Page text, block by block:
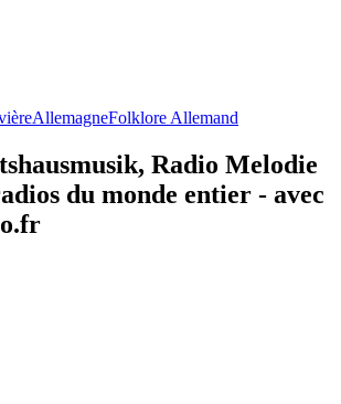
AllemagneFolklore Allemand
Radio Melodie
du monde entier - avec